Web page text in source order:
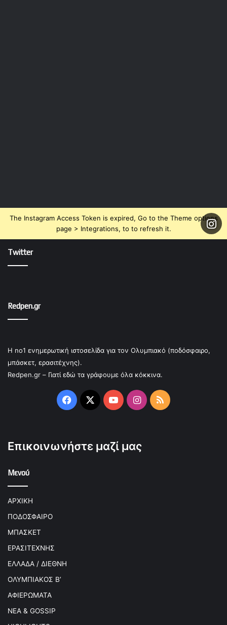
The Instagram Access Token is expired, Go to the Theme options
page > Integrations, to to refresh it.
Twitter
Redpen.gr
Η no1 ενημερωτική ιστοσελίδα για τον Ολυμπιακό (ποδόσφαιρο,
μπάσκετ, ερασιτέχνης).
Redpen.gr – Γιατί εδώ τα γράφουμε όλα κόκκινα.
Facebook
X YouTubeInstagram
RSS
Επικοινωνήστε μαζί μας
Μενού
ΑΡΧΙΚΗ
ΠΟΔΟΣΦΑΙΡΟ
ΜΠΑΣΚΕΤ
ΕΡΑΣΙΤΕΧΝΗΣ
ΕΛΛΑΔΑ / ΔΙΕΘΝΗ
ΟΛΥΜΠΙΑΚΟΣ Β’
ΑΦΙΕΡΩΜΑΤΑ
ΝΕΑ & GOSSIP